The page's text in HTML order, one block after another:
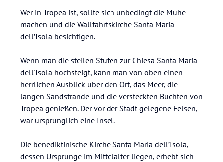
Wer in Tropea ist, sollte sich unbedingt die Mühe
machen und die Wallfahrtskirche Santa Maria
dell’Isola besichtigen.
Wenn man die steilen Stufen zur Chiesa Santa Maria
dell'Isola hochsteigt, kann man von oben einen
herrlichen Ausblick über den Ort, das Meer, die
langen Sandstrände und die versteckten Buchten von
Tropea genießen. Der vor der Stadt gelegene Felsen,
war ursprünglich eine Insel.
Die benediktinische Kirche Santa Maria dell’Isola,
dessen Ursprünge im Mittelalter liegen, erhebt sich